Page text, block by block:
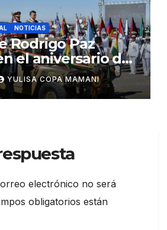
NOTICIAS
Rodrigo Paz
el aniversario de
Armadas
YULISA COPA MAMANI
electrónico no será
obligatorios están